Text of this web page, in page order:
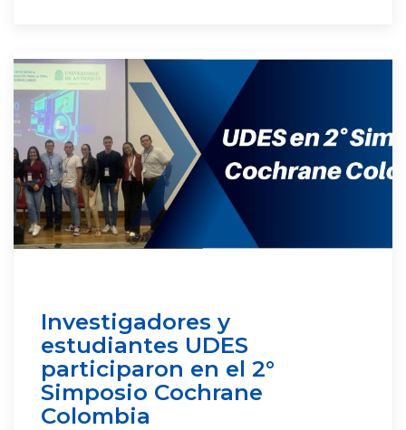
Investigadores y
estudiantes UDES
participaron en el 2°
Simposio Cochrane
Colombia